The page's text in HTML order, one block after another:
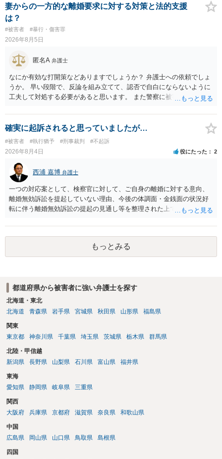
条及び第179条第2項において「性交等」という。）をした者は、婚姻
関係の有無にかかわらず、5年以上の有期拘禁刑に処する。 第176条 1
次に掲げる行為又は事由その他これらに類する行為又は事由により、
同意しない意思を形成し、表明し若しくは全うすることが困難な状態
にさせ又はその状態にあることに乗じて、わいせつな行為をした者
は、婚姻関係の有無にかかわらず、6月以上10年以下の拘禁刑に処す
る。 ③アルコール若しくは薬物を摂取させること又はそれらの影響が
あること。 以上の通りですから、アルコール摂取だけでなく、「同意
しない意思を形成し、表明し若しくは全うすることが困難な状態」で
あることが必要です。
妻からの一方的な離婚要求に対する対策と法的支援
は？
#被害者 #暴行・傷害罪
2026年8月5日
匿名A 弁護士
なにか有効な打開策などありますでしょうか？ 弁護士への依頼でしょ
うか。 早い段階で、反論を組み立てて、認否で自白にならないように
工夫して対処する必要があると思います。 また警察に被害届を出すと
告訴状を作って証拠をそろえて出すことでしょう。
確実に起訴されると思っていましたが…
#被害者 #執行猶予 #刑事裁判 #不起訴
2026年8月4日 役にたった 2
西浦 嘉博 弁護士
一つの対応案として、検察官に対して、ご自身の離婚に対する意向、
離婚無効訴訟を提起していない理由、今後の体調面・金銭面の状況好
転に伴う離婚無効訴訟の提起の見通し等を整理された上で、書面とし
検察官の処分判断の際、相談者さんの意向を示す証拠の一つとして位
置づけられる様に思われます。 より詳細についてお聞きになりたい場
合、最寄りの法律事務所での相談を検討ください
もっとみる
都道府県から被害者に強い弁護士を探す
北海道・東北
北海道
青森県 岩手県 宮城県 秋田県 山形県 福島県
関東
東京都
神奈川県 千葉県 埼玉県 茨城県 栃木県 群馬県
北陸・甲信越
新潟県
長野県 山梨県 石川県 富山県 福井県
東海
愛知県
静岡県 岐阜県 三重県
関西
大阪府
兵庫県 京都府 滋賀県 奈良県 和歌山県
中国
広島県
岡山県 山口県 鳥取県 島根県
四国